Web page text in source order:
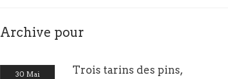
Archive pour
30 Mai Trois tarins des pins,